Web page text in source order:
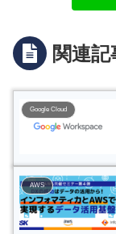
関連記
Google Cloud
AWS